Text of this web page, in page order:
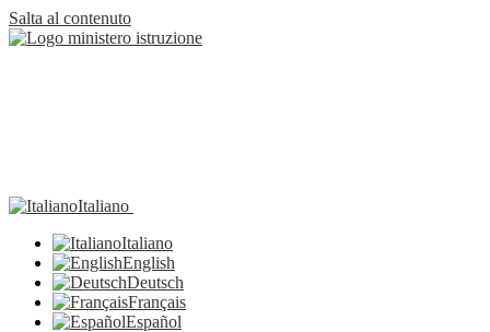
Salta al contenuto
Italiano
Italiano
English
Deutsch
Français
Español